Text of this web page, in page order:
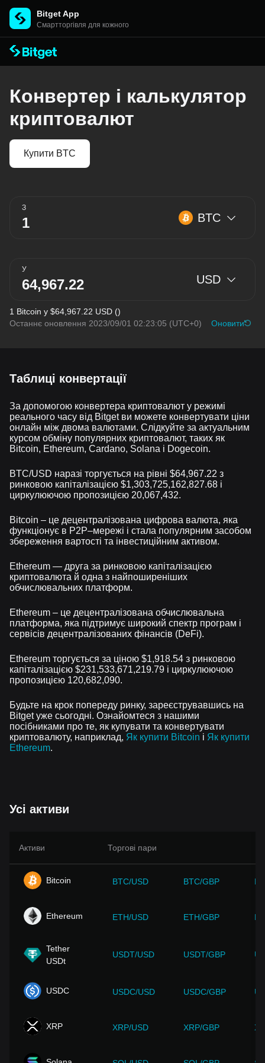
Bitget App
Cмартторгівля для кожного
Конвертер і калькулятор
криптовалют
Купити BTC
З
BTC
У
USD
1 Bitcoin у $64,967.22 USD ()
Останнє оновлення 2023/09/01 02:23:05 (UTC+0) Оновити
Таблиці конвертації
За допомогою конвертера криптовалют у режимі
реального часу від Bitget ви можете конвертувати ціни
онлайн між двома валютами. Слідкуйте за актуальним
курсом обміну популярних криптовалют, таких як
Bitcoin, Ethereum, Cardano, Solana і Dogecoin.
BTC/USD наразі торгується на рівні $64,967.22 з
ринковою капіталізацією $1,303,725,162,827.68 і
циркулюючою пропозицією 20,067,432.
Bitcoin – це децентралізована цифрова валюта, яка
функціонує в Р2Р–мережі і стала популярним засобом
збереження вартості та інвестиційним активом.
Ethereum — друга за ринковою капіталізацією
криптовалюта й одна з найпоширеніших
обчислювальних платформ.
Ethereum – це децентралізована обчислювальна
платформа, яка підтримує широкий спектр програм і
сервісів децентралізованих фінансів (DeFi).
Ethereum торгується за ціною $1,918.54 з ринковою
капіталізацією $231,533,671,219.79 і циркулюючою
пропозицією 120,682,090.
Будьте на крок попереду ринку, зареєструвавшись на
Bitget уже сьогодні. Ознайомтеся з нашими
посібниками про те, як купувати та конвертувати
криптовалюту, наприклад, Як купити Bitcoin і Як купити
Ethereum.
Усі активи
Активи Торгові пари
Bitcoin BTC/USD BTC/GBP
Ethereum ETH/USD ETH/GBP
Tether
USDt
USDT/USD USDT/GBP
USDC USDC/USD USDC/GBP
XRP XRP/USD XRP/GBP